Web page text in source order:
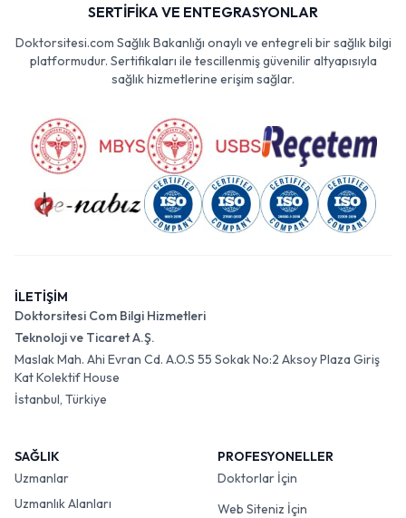
SERTİFİKA VE ENTEGRASYONLAR
Doktorsitesi.com Sağlık Bakanlığı onaylı ve entegreli bir sağlık bilgi
platformudur. Sertifikaları ile tescillenmiş güvenilir altyapısıyla
sağlık hizmetlerine erişim sağlar.
İLETİŞİM
Doktorsitesi Com Bilgi Hizmetleri
Teknoloji ve Ticaret A.Ş.
Maslak Mah. Ahi Evran Cd. A.O.S 55 Sokak No:2 Aksoy Plaza Giriş
Kat Kolektif House
İstanbul, Türkiye
SAĞLIK
Uzmanlar
Uzmanlık Alanları
PROFESYONELLER
Doktorlar İçin
Web Siteniz İçin